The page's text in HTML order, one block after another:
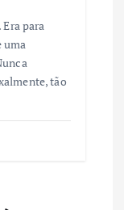
para
uma
tão